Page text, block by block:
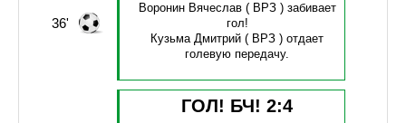
36'
Воронин Вячеслав( ВРЗ ) забивает
гол!
Кузьма Дмитрий ( ВРЗ )отдает
голевую передачу.
ГОЛ! БЧ!2:4